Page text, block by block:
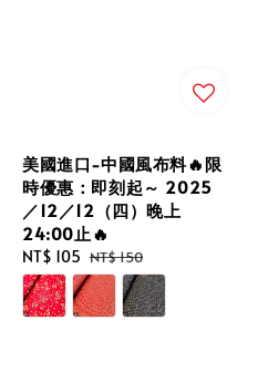
美國進口-中國風布料🔥限
時優惠：即刻起～ 2025
／12／12（四）晚上
24:00止🔥
Sale
price
NT$ 105 Regular
price
NT$ 150